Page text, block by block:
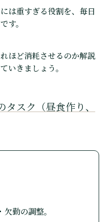
は重すぎる役割を、毎日
す。
ほど消耗させるのか解説
いきましょう。
スク（昼食作り、
勤の調整。